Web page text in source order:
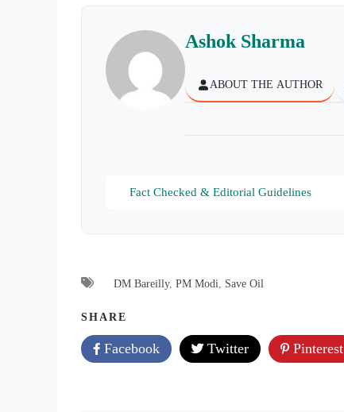
Ashok Sharma
ABOUT THE AUTHOR
Fact Checked & Editorial Guidelines
DM Bareilly, PM Modi Save Oil
SHARE
Facebook Twitter Pinterest